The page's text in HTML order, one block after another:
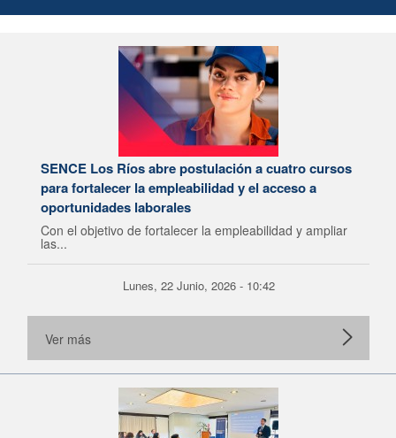
SENCE Los Ríos abre postulación a cuatro cursos
para fortalecer la empleabilidad y el acceso a
oportunidades laborales
Con el objetivo de fortalecer la empleabilidad y ampliar
las...
Lunes, 22 Junio, 2026 - 10:42
Ver más